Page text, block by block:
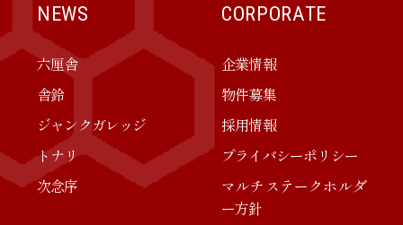
NEWS
六厘舎
舎鈴
ジャンクガレッジ
トナリ
次念序
CORPORATE
企業情報
物件募集
採用情報
プライバシーポリシー
マルチステークホルダ
ー方針